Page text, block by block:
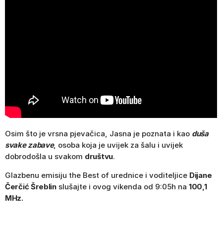
Osim što je vrsna pjevačica, Jasna je poznata i kao duša
svake zabave, osoba koja je uvijek za šalu i uvijek
dobrodošla u svakom društvu.
Glazbenu emisiju the Best of urednice i voditeljice Dijane
Čerčić Šreblinslušajte i ovog vikenda od 9:05h na 100,1
MHz.